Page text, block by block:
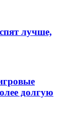
лучше,
долгую